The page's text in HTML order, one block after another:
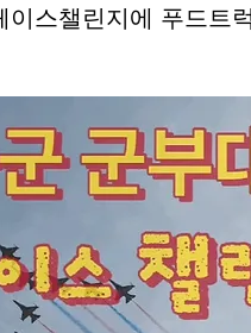
스챌린지에 푸드트